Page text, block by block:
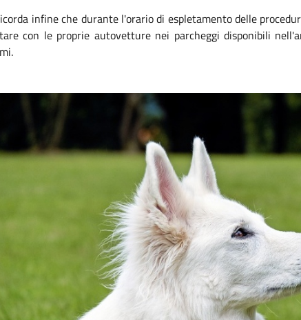
infine che durante l'orario di espletamento delle
con le proprie autovetture nei parcheggi disponibili